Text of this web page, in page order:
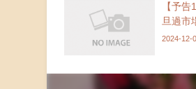
【予
旦過市
2024-12-